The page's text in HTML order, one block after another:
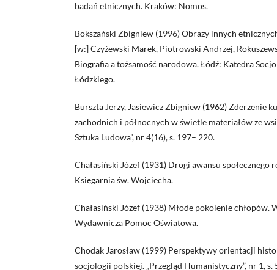
badań etnicznych. Kraków: Nomos.
Bokszański Zbigniew (1996) Obrazy innych
[w:] Czyżewski Marek, Piotrowski Andrzej,
Biografia a tożsamość narodowa. Łódź: Katedra
Łódzkiego.
Burszta Jerzy, Jasiewicz Zbigniew (1962) Zderzenie
zachodnich i północnych w świetle materiałów ze
Sztuka Ludowa”, nr 4(16), s. 197– 220.
Chałasiński Józef (1931) Drogi awansu społecznego
Księgarnia św. Wojciecha.
Chałasiński Józef (1938) Młode pokolenie chłopów.
Wydawnicza Pomoc Oświatowa.
Chodak Jarosław (1999) Perspektywy orientacji
socjologii polskiej. „Przegląd Humanistyczny”, nr 1, s.